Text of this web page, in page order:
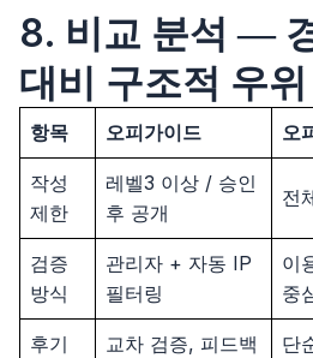
8. 비교 분석 ―
대비 구조적 우위
항목 오피가이드 오
작성
제한
레벨3 이상 / 승인
후 공개
전
검증
방식
관리자 + 자동 IP
필터링
이
중
후기
교차 검증, 피드백
단